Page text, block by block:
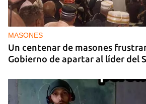
MASONES
Un centenar de masones
Gobierno de apartar al líder del